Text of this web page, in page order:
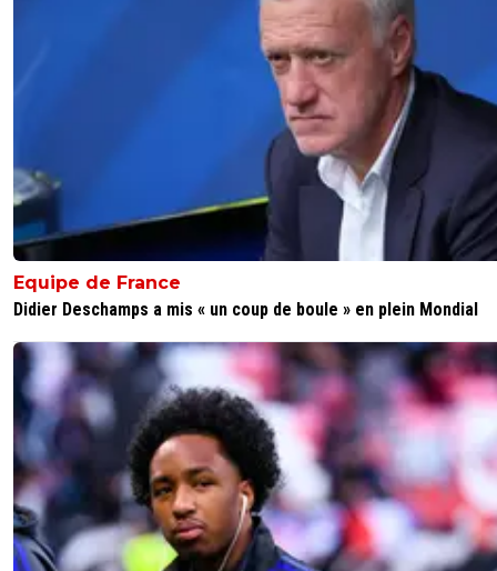
07 juin 2026 à 18:08
Punaise il est capable d'avoir aucune offre concrète
Qu'il dégage vite de France et de l'Europe
1+ Répondre
reds13
Tu dit que des sottises
1+ Répondre
dijaya 07 juin 2026 à 19:03
dis le mec qui appelle le livreur UPS papa
2 Répondre
reds13 07 juin 2026 à 19:13 + 1097
Greewood a comi aucun viol
Equipe de France
Didier Deschamps a mis « un coup de boule » en plein Mondial